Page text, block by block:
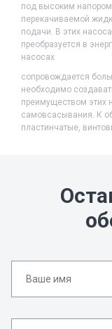
под высоким
перекачиваемой
подачи. В этих
преобразуется в
насосах
сопровождается
необходимо
преимуществом этих
самовсасывания. К
пластинчатые,